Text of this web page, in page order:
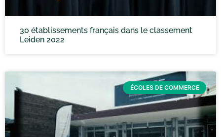
30 établissements français dans le classement
Leiden 2022
ÉCOLES DE COMMERCE